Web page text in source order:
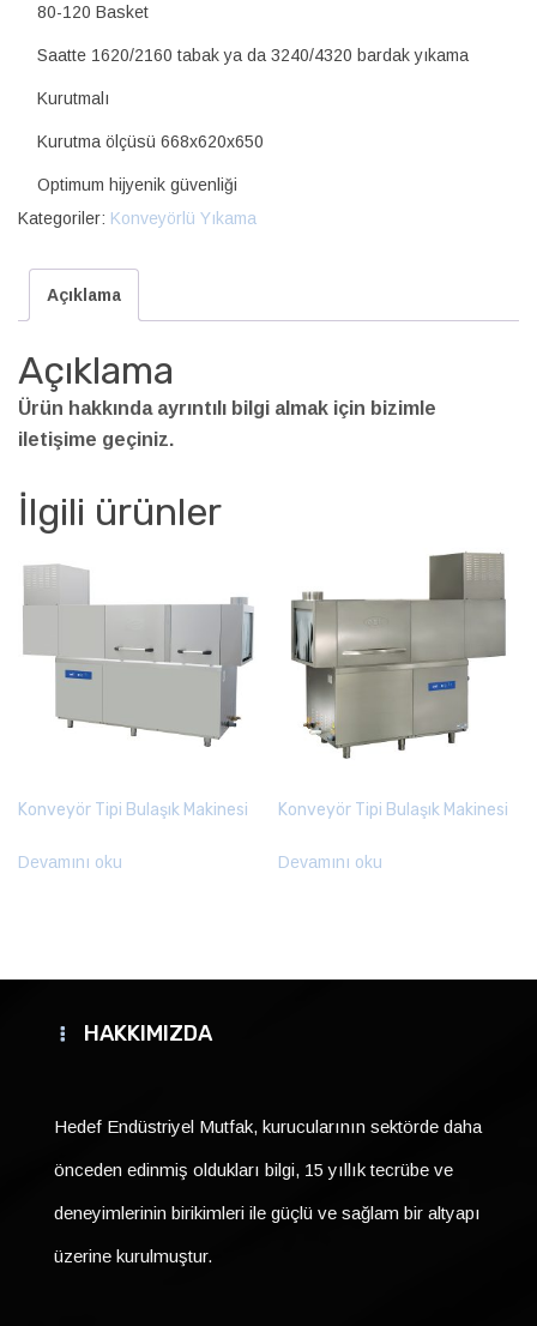
80-120 Basket
Saatte 1620/2160 tabak ya da 3240/4320 bardak yıkama
Kurutmalı
Kurutma ölçüsü 668x620x650
Optimum hijyenik güvenliği
Kategoriler: Konveyörlü Yıkama
Açıklama
Açıklama
Ürün hakkında ayrıntılı bilgi almak için bizimle
iletişime geçiniz.
İlgili ürünler
Konveyör Tipi Bulaşık Makinesi
Devamını oku
Konveyör Tipi Bulaşık Makinesi
Devamını oku
HAKKIMIZDA
Hedef Endüstriyel Mutfak, kurucularının sektörde daha
önceden edinmiş oldukları bilgi, 15 yıllık tecrübe ve
deneyimlerinin birikimleri ile güçlü ve sağlam bir altyapı
üzerine kurulmuştur.